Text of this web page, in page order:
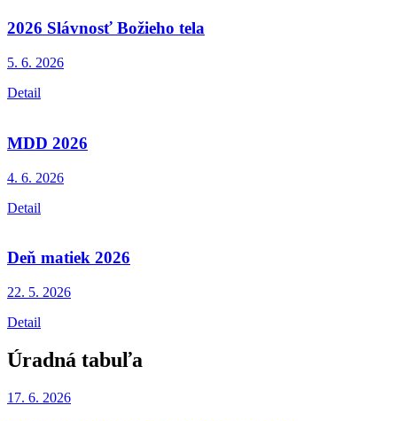
2026 Slávnosť Božieho tela
5. 6. 2026
Detail
MDD 2026
4. 6. 2026
Detail
Deň matiek 2026
22. 5. 2026
Detail
Úradná tabuľa
17. 6. 2026